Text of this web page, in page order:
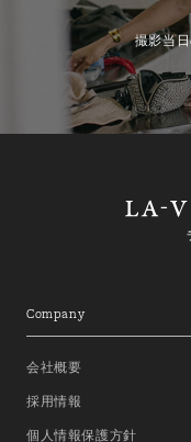
撮影当
Company
会社概要
採用情報
個人情報保護方針